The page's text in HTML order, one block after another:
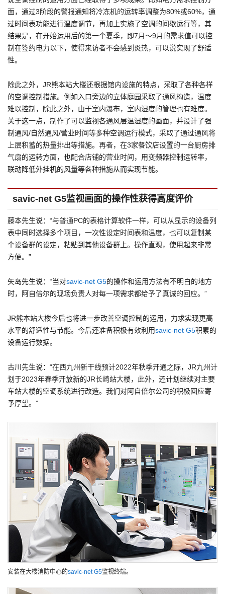
面，通过3阶段的警报通知将冷冻机的运转率调整为80%或60%，通
过时间表功能进行温度调节，再加上实施了空调的间歇运行等，其
结果是，在开始运用后的第一个夏季，即7月～9月的需求值可以控
制在签约电力以下，使得来访者不会感到炎热，可以说实现了舒适
性。
除此之外，JR熊本站大楼还根据馆内设施的特点，采取了各种各样
的空调控制措施。例如入口旁边的立体庭园采取了通风构造，温度
难以控制，除此之外，由于室内瀑布，室内湿度的管理也有难度。
关于这一点，制作了可以监视各通风层温湿度的画面，并设计了强
制通风/自然通风/营业时间等多种空调运行模式，采取了通过通风将
上层积蓄的热量排出等措施。再者，在3家餐饮店设置的一台厨房排
气扇的运转方面，也配合店铺的营业时间，用变频器控制运转率，
联动降低外挂机的风量等各种措施从而实现节能。
savic-net G5监视画面的操作性获得高度评价
藤本先生说：“与普通PC的表格计算软件一样，可以从显示的设备列
表中同时选择多个项目，一次性设定时间表和温度，也可以复制某
个设备群的设定，粘贴到其他设备群上。操作直观，使用起来非常
方便。”
矢岛先生说：“当对savic-net G5的操作和运用方法有不明白的地方
时，阿自倍尔的现场负责人对每一项需求都给予了真诚的回应。”
JR熊本站大楼今后也将进一步改善空调控制的运用，力求实现更高
水平的舒适性与节能。今后还准备积极有效利用savic-net G5积累的
设备运行数据。
古川先生说：“在西九州新干线预计2022年秋季开通之际，JR九州计
划于2023年春季开放新的JR长崎站大楼，此外，还计划继续对主要
车站大楼的空调系统进行改造。我们对阿自倍尔公司的积极回应寄
予厚望。”
安装在大楼消防中心的savic-net G5监视终端。